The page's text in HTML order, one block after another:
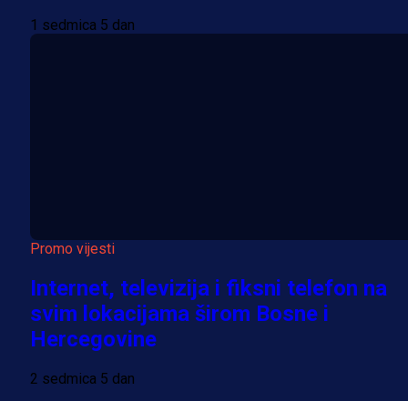
1 sedmica 5 dan
Promo vijesti
Internet, televizija i fiksni telefon na
svim lokacijama širom Bosne i
Hercegovine
2 sedmica 5 dan